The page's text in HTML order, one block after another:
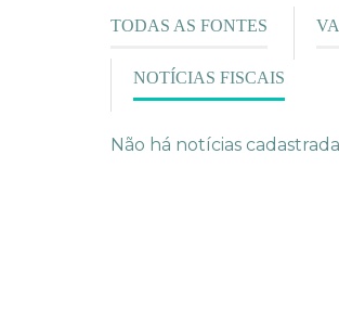
TODAS AS FONTES
NOTÍCIAS FISCAIS
Não há notícias